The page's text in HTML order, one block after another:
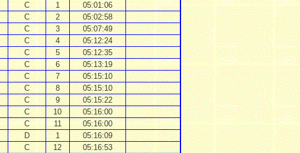
C 1
05:01:06
C 2
05:02:58
C 3
05:07:49
C 4
05:12:24
C 5
05:12:35
C 6
05:13:19
C 7
05:15:10
C 8
05:15:10
C 9
05:15:22
C 10
05:16:00
C 11
05:16:00
D 1
05:16:09
C 12
05:16:53